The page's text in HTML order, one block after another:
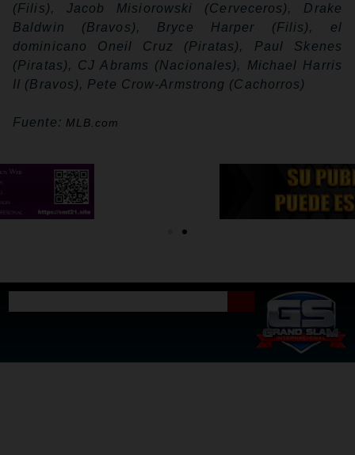
(Filis), Jacob Misiorowski (Cerveceros), Drake
Baldwin (Bravos), Bryce Harper (Filis), el
dominicano Oneil Cruz (Piratas), Paul Skenes
(Piratas), CJ Abrams (Nacionales), Michael Harris
II (Bravos), Pete Crow-Armstrong (Cachorros)
Fuente: MLB.com